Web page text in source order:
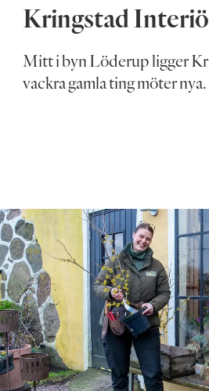
Kringstad
Mitt i byn Löderup ligger
vackra gamla ting möter nya.